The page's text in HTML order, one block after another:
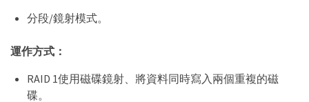
分段/鏡射模式。
運作方式：
RAID 1使用磁碟鏡射、將資料同時寫入兩個重複的磁
碟。